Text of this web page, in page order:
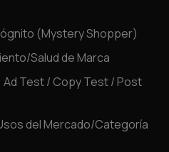
(Mystery Shopper)
Salud de Marca
Ad Test / Copy Test / Post
del Mercado/Categoría